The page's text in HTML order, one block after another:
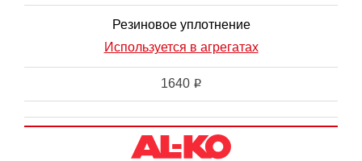
Резиновое уплотнение
Используется в агрегатах
1640 i